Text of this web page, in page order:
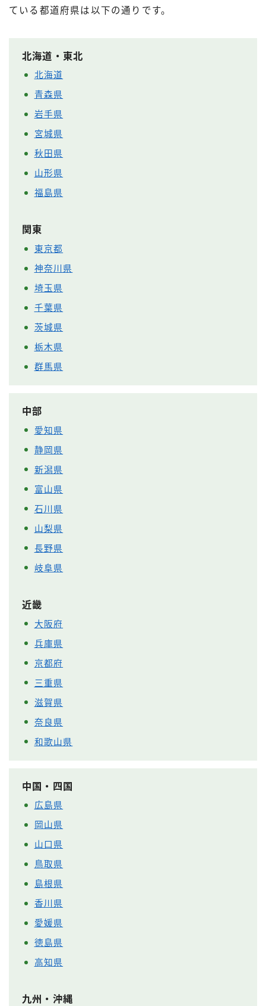
ている都道府県は以下の通りです。
北海道・東北
北海道
青森県
岩手県
宮城県
秋田県
山形県
福島県
関東
東京都
神奈川県
埼玉県
千葉県
茨城県
栃木県
群馬県
中部
愛知県
静岡県
新潟県
富山県
石川県
山梨県
長野県
岐阜県
近畿
大阪府
兵庫県
京都府
三重県
滋賀県
奈良県
和歌山県
中国・四国
広島県
岡山県
山口県
鳥取県
島根県
香川県
愛媛県
徳島県
高知県
九州・沖縄